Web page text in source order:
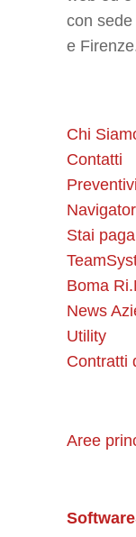
con
e
Chi
Contatti
Preventivi
Navigator
Stai
Boma
News
Utility
Contratti
Aree
Software